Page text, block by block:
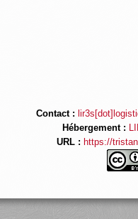
Contact :
Hébergement :
URL : https://